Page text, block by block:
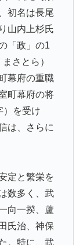
初名は長尾
山内上杉氏
「政」の1
さとら）
幕府の重職
町幕府の将
）を受け
は、さらに
定と繁栄を
数多く、武
向一揆、蘆
氏治、神保
。特に、武